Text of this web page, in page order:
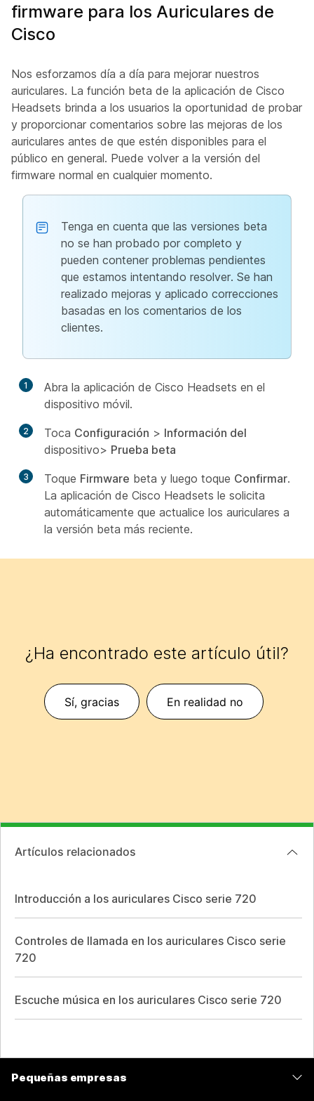
firmware para los Auriculares de
Cisco
Nos esforzamos día a día para mejorar nuestros
auriculares. La función beta de la aplicación de Cisco
Headsets brinda a los usuarios la oportunidad de probar
y proporcionar comentarios sobre las mejoras de los
auriculares antes de que estén disponibles para el
público en general. Puede volver a la versión del
firmware normal en cualquier momento.
Tenga en cuenta que las versiones beta
no se han probado por completo y
pueden contener problemas pendientes
que estamos intentando resolver. Se han
realizado mejoras y aplicado correcciones
basadas en los comentarios de los
clientes.
1
Abra la aplicación de Cisco Headsets en el
dispositivo móvil.
2 Toca Configuración > Información del
dispositivo> Prueba beta
3 Toque Firmware beta y luego toque Confirmar.
La aplicación de Cisco Headsets le solicita
automáticamente que actualice los auriculares a
la versión beta más reciente.
¿Ha encontrado este artículo útil?
Sí, gracias En realidad no
Artículos relacionados
Introducción a los auriculares Cisco serie 720
Controles de llamada en los auriculares Cisco serie
720
Escuche música en los auriculares Cisco serie 720
Pequeñas empresas